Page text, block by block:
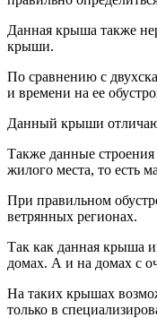
Данная крыша также
крыши.
По сравнению с
и времени на ее
Данный крыши
Также данные
жилого места, то есть
При правильном
ветрянных регионах.
Так как данная крыша
домах. А и на домах с
На таких крышах
только в